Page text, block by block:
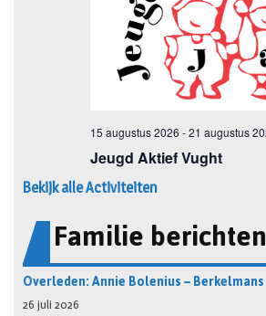
Bekijk alle Activiteiten
Familie berichten
Overleden: Annie Bolenius – Berkelmans
26 juli 2026